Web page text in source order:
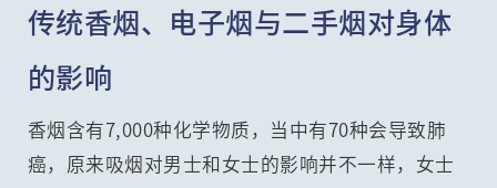
传统香烟、电子烟与二手烟对身体
的影响
香烟含有7,000种化学物质，当中有70种会导致肺
癌，原来吸烟对男士和女士的影响并不一样，女士